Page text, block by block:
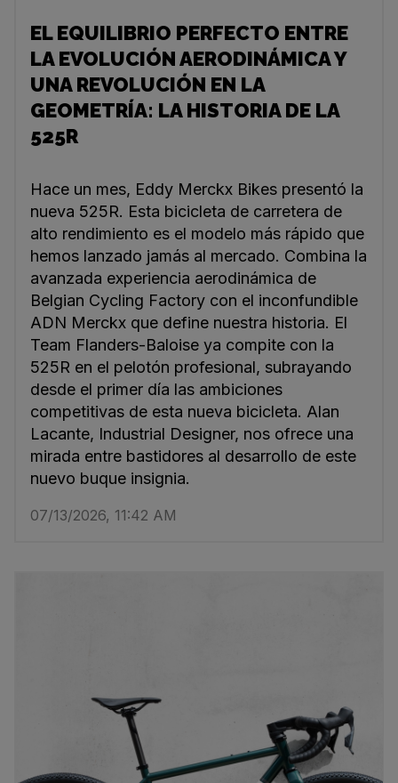
EL EQUILIBRIO PERFECTO ENTRE
LA EVOLUCIÓN AERODINÁMICA Y
UNA REVOLUCIÓN EN LA
GEOMETRÍA: LA HISTORIA DE LA
525R
Hace un mes, Eddy Merckx Bikes presentó la
nueva 525R. Esta bicicleta de carretera de
alto rendimiento es el modelo más rápido que
hemos lanzado jamás al mercado. Combina la
avanzada experiencia aerodinámica de
Belgian Cycling Factory con el inconfundible
ADN Merckx que define nuestra historia. El
Team Flanders-Baloise ya compite con la
525R en el pelotón profesional, subrayando
desde el primer día las ambiciones
competitivas de esta nueva bicicleta. Alan
Lacante, Industrial Designer, nos ofrece una
mirada entre bastidores al desarrollo de este
nuevo buque insignia.
07/13/2026, 11:42 AM